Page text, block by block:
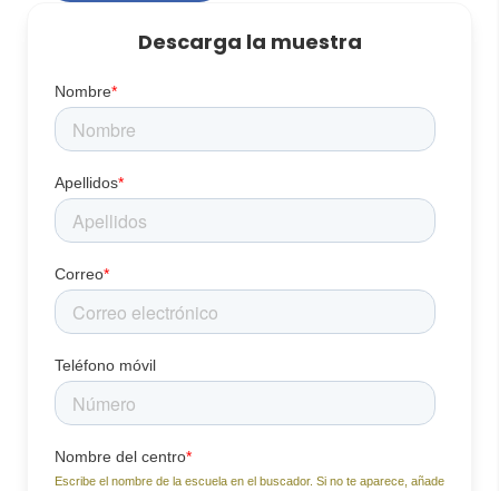
Descarga la muestra
Nombre*
Apellidos*
Correo*
Teléfono móvil
Nombre del centro*
Escribe el nombre de la escuela en el buscador. Si no te aparece, añade